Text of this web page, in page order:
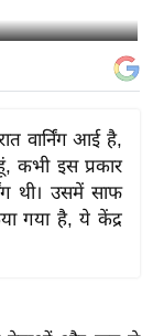
वार्निंग आई है,
कभी इस प्रकार
थी। उसमें साफ
गया है, ये केंद्र